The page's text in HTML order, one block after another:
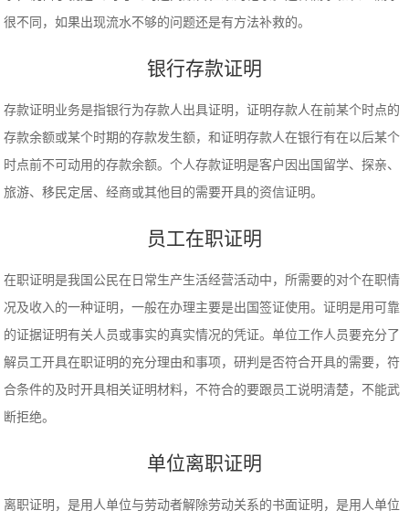
很不同，如果出现流水不够的问题还是有方法补救的。
银行存款证明
存款证明业务是指银行为存款人出具证明，证明存款人在前某个时点的
存款余额或某个时期的存款发生额，和证明存款人在银行有在以后某个
时点前不可动用的存款余额。个人存款证明是客户因出国留学、探亲、
旅游、移民定居、经商或其他目的需要开具的资信证明。
员工在职证明
在职证明是我国公民在日常生产生活经营活动中，所需要的对个在职情
况及收入的一种证明，一般在办理主要是出国签证使用。证明是用可靠
的证据证明有关人员或事实的真实情况的凭证。单位工作人员要充分了
解员工开具在职证明的充分理由和事项，研判是否符合开具的需要，符
合条件的及时开具相关证明材料，不符合的要跟员工说明清楚，不能武
断拒绝。
单位离职证明
离职证明，是用人单位与劳动者解除劳动关系的书面证明，是用人单位